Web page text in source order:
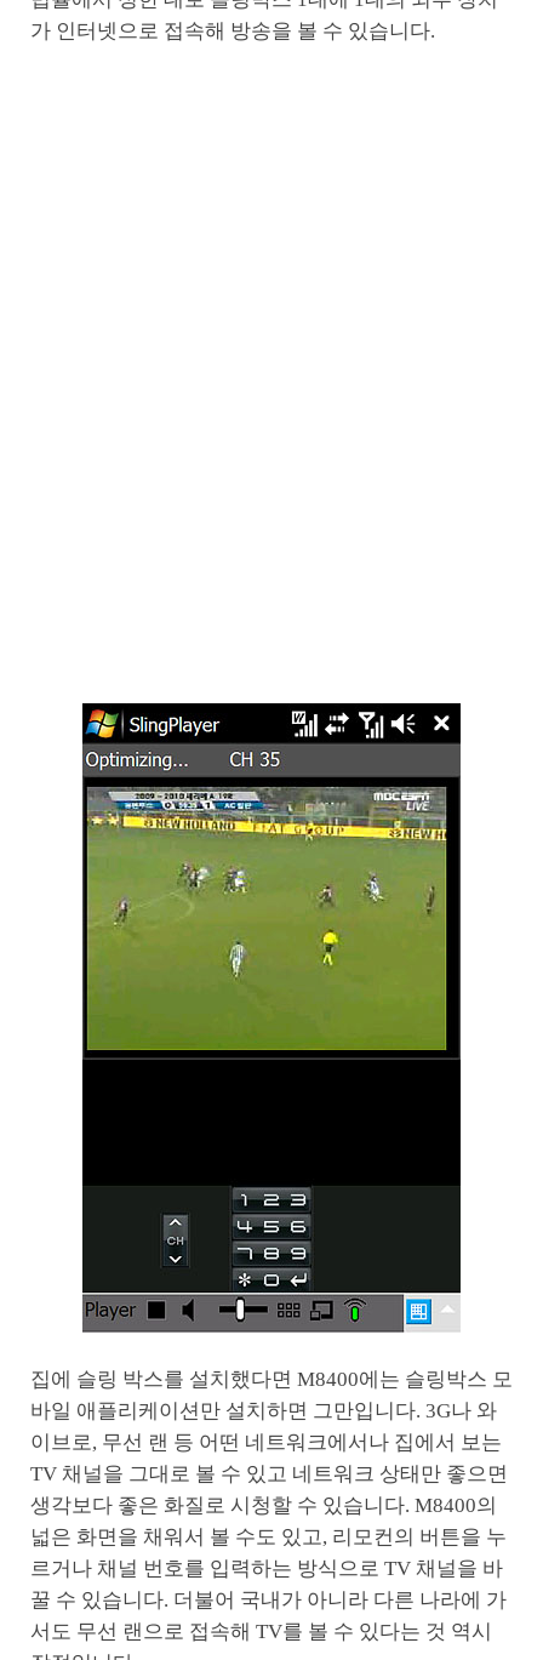
가 인터넷으로 접속해 방송을 볼 수 있습니다.
집에 슬링 박스를 설치했다면 M8400에는 슬링박스 모
바일 애플리케이션만 설치하면 그만입니다. 3G나 와
이브로, 무선 랜 등 어떤 네트워크에서나 집에서 보는
TV 채널을 그대로 볼 수 있고 네트워크 상태만 좋으면
생각보다 좋은 화질로 시청할 수 있습니다. M8400의
넓은 화면을 채워서 볼 수도 있고, 리모컨의 버튼을 누
르거나 채널 번호를 입력하는 방식으로 TV 채널을 바
꿀 수 있습니다. 더불어 국내가 아니라 다른 나라에 가
서도 무선 랜으로 접속해 TV를 볼 수 있다는 것 역시